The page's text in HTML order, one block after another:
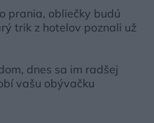
prania, obliečky budú
trik z hotelov poznali už
dnes sa im radšej
vašu obývačku